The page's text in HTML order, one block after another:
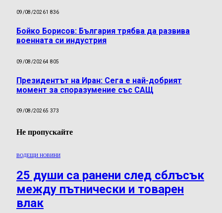
09/08/20261 836
Бойко Борисов: България трябва да развива
военната си индустрия
09/08/20264 805
Президентът на Иран: Сега е най-добрият
момент за споразумение със САЩ
09/08/20265 373
Не пропускайте
ВОДЕЩИ НОВИНИ
25 души са ранени след сблъсък
между пътнически и товарен
влак